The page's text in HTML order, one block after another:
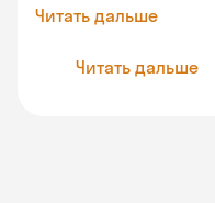
Читать дальше
Читать дальше